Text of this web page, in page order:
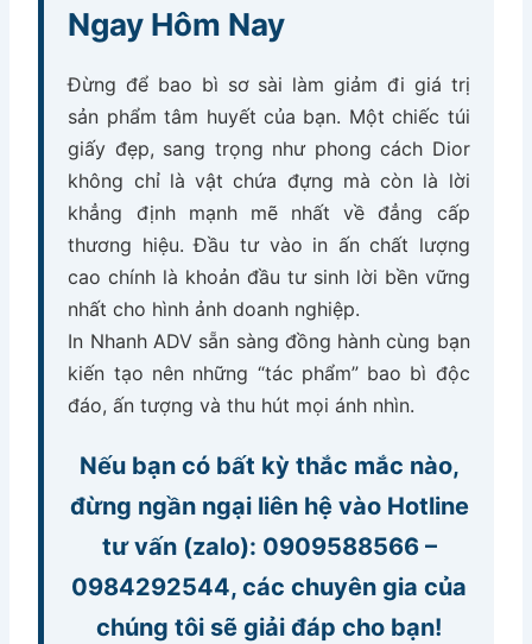
Ngay Hôm Nay
Đừng để bao bì sơ sài làm giảm đi giá trị
sản phẩm tâm huyết của bạn. Một chiếc túi
giấy đẹp, sang trọng như phong cách Dior
không chỉ là vật chứa đựng mà còn là lời
khẳng định mạnh mẽ nhất về đẳng cấp
thương hiệu. Đầu tư vào in ấn chất lượng
cao chính là khoản đầu tư sinh lời bền vững
nhất cho hình ảnh doanh nghiệp.
In Nhanh ADV sẵn sàng đồng hành cùng bạn
kiến tạo nên những “tác phẩm” bao bì độc
đáo, ấn tượng và thu hút mọi ánh nhìn.
Nếu bạn có bất kỳ thắc mắc nào,
đừng ngần ngại liên hệ vào Hotline
tư vấn (zalo): 0909588566–
0984292544, các chuyên gia của
chúng tôi sẽ giải đáp cho bạn!